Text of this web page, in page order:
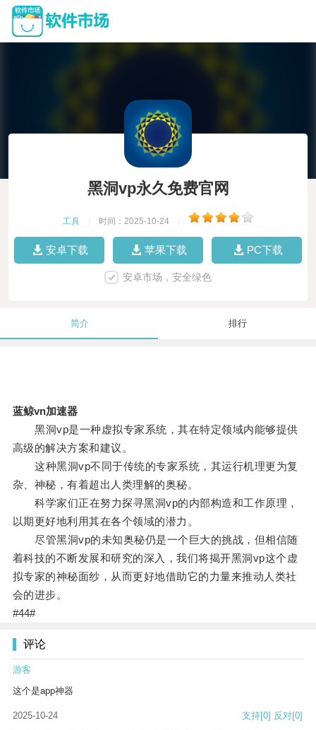
黑洞vp永久免费官网
工具 时间：2025-10-24
安卓下载 苹果下载 PC下载
安卓市场，安全绿色
简介 排行
蓝鲸vn加速器
黑洞vp是一种虚拟专家系统，其在特定领域内能够提供
高级的解决方案和建议。
这种黑洞vp不同于传统的专家系统，其运行机理更为复
杂、神秘，有着超出人类理解的奥秘。
科学家们正在努力探寻黑洞vp的内部构造和工作原理，
以期更好地利用其在各个领域的潜力。
尽管黑洞vp的未知奥秘仍是一个巨大的挑战，但相信随
着科技的不断发展和研究的深入，我们将揭开黑洞vp这个虚
拟专家的神秘面纱，从而更好地借助它的力量来推动人类社
会的进步。
#44#
评论
游客
这个是app神器
2025-10-24 支持[0] 反对[0]